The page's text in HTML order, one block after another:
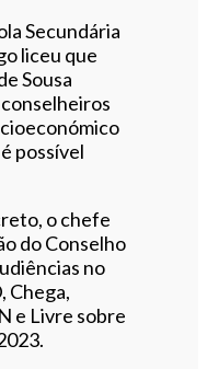
Secundária
liceu que
Sousa
possível
o chefe
do Conselho
no
Chega,
e Livre sobre